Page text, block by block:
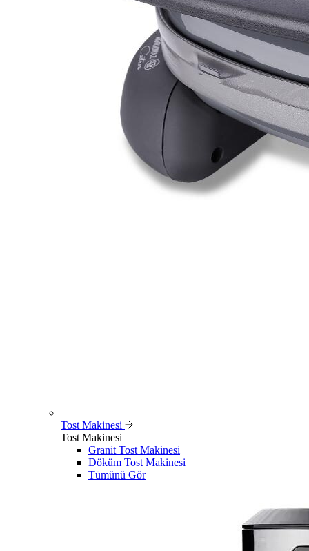
Tost Makinesi
Tost Makinesi
Granit Tost Makinesi
Döküm Tost Makinesi
Tümünü Gör